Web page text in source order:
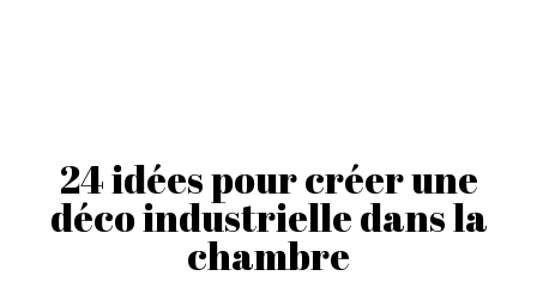
24 idées pour créer une
déco industrielle dans la
chambre